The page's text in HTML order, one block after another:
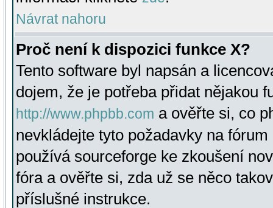
Návrat nahoru
Proč není k dispozici funkce X?
Tento software byl napsán a
dojem, že je potřeba přidat nějakou
http://www.phpbb.com a ověřte si, co
nevkládejte tyto požadavky na
používá sourceforge ke zkoušení
fóra a ověřte si, zda už se něco
příslušné instrukce.